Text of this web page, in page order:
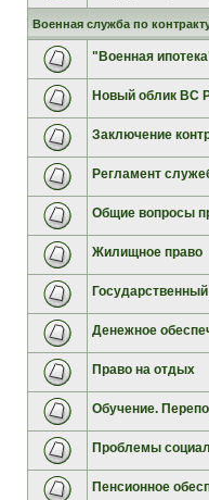
Военная служба по
"Военная
Новый облик ВС
Заключение
Регламент
Общие вопросы
Жилищное право
Денежное
Право на отдых
Обучение.
Проблемы
Пенсионное